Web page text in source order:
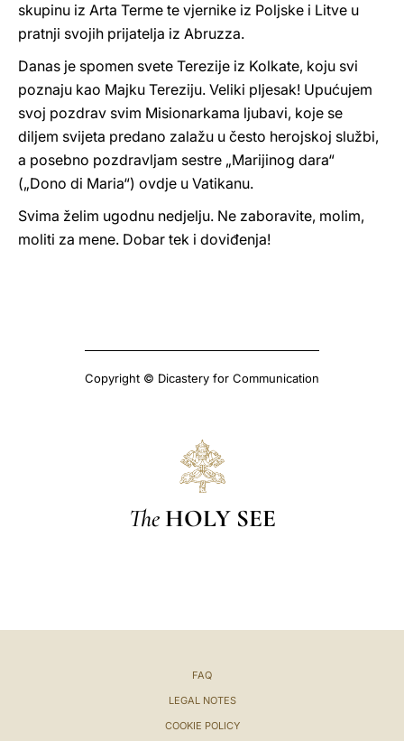
skupinu iz Arta Terme te vjernike iz Poljske i Litve u
pratnji svojih prijatelja iz Abruzza.
Danas je spomen svete Terezije iz Kolkate, koju svi
poznaju kao Majku Tereziju. Veliki pljesak! Upućujem
svoj pozdrav svim Misionarkama ljubavi, koje se
diljem svijeta predano zalažu u često herojskoj službi,
a posebno pozdravljam sestre „Marijinog dara“
(„Dono di Maria“) ovdje u Vatikanu.
Svima želim ugodnu nedjelju. Ne zaboravite, molim,
moliti za mene. Dobar tek i doviđenja!
Copyright © Dicastery for Communication
The HOLY SEE
FAQ
LEGAL NOTES
COOKIE POLICY